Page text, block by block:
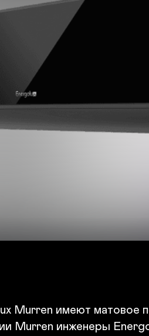
Murren имеют матовое
Murren инженеры